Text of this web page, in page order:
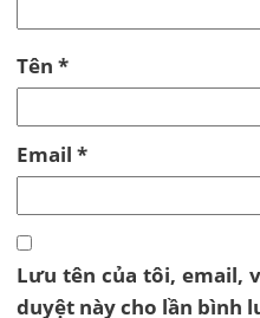
Tên*
Email*
Lưu tên của tôi, email,
duyệt này cho lần bình